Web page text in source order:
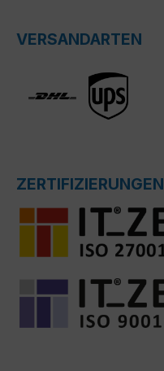
VERSANDARTEN
ZERTIFIZIERUNGEN